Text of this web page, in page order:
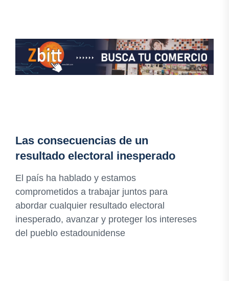
Las consecuencias de un
resultado electoral inesperado
El país ha hablado y estamos
comprometidos a trabajar juntos para
abordar cualquier resultado electoral
inesperado, avanzar y proteger los intereses
del pueblo estadounidense